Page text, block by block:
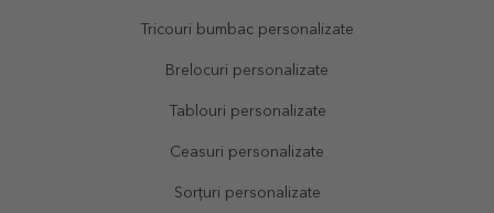
Tricouri bumbac personalizate
Brelocuri personalizate
Tablouri personalizate
Ceasuri personalizate
Sorțuri personalizate